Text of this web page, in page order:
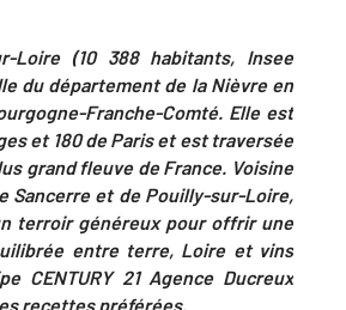
Loire (10 388 habitants, Insee
du département de la Nièvre en
Franche-Comté. Elle est
et 180 de Paris et est traversée
grand fleuve de France. Voisine
Sancerre et de Pouilly-sur-Loire,
terroir généreux pour offrir une
entre terre, Loire et vins
CENTURY 21 Agence Ducreux
recettes préférées.